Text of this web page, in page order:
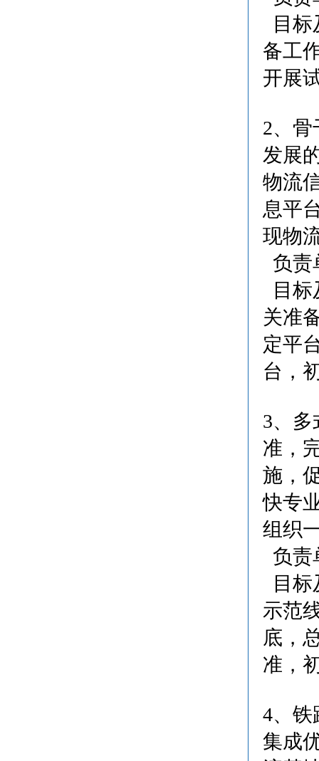
目标
备工
开展
2、
发展
物流
息平
现物
负责
目标
关准
定平
台，
3、
准，
施，
快专
组织
负责
目标
示范
底，
准，
4、铁
集成